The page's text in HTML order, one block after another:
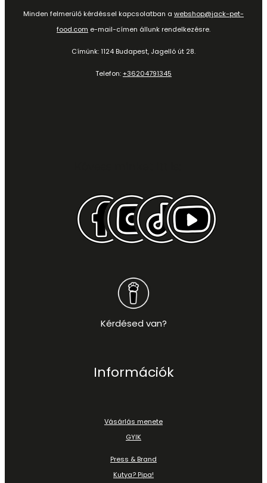
Minden felmerülő kérdéssel kapcsolatban a webshop@jack-pet-
food.com e-mail-címen állunk rendelkezésre.
Címünk: 1124 Budapest, Jagelló út 28.
Telefon:+36204791345
Kérdésed van?
Információk
Vásárlás menete
GYIK
Press & Brand
Kutya? Pipa!